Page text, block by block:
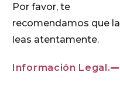
Por favor, te
recomendamos que
leas atentamente.
Información Legal.